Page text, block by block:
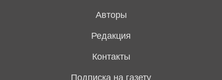
Авторы
Редакция
Контакты
Подписка на газету